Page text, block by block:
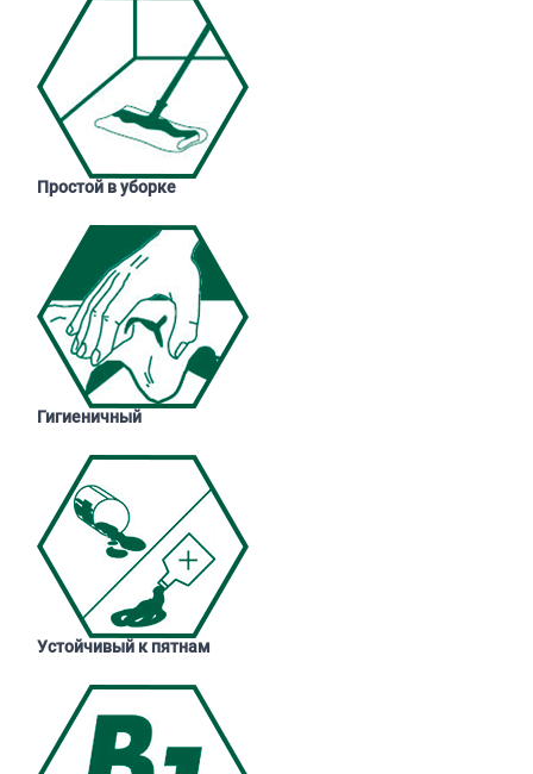
Простой в уборке
Гигиеничный
Устойчивый к пятнам